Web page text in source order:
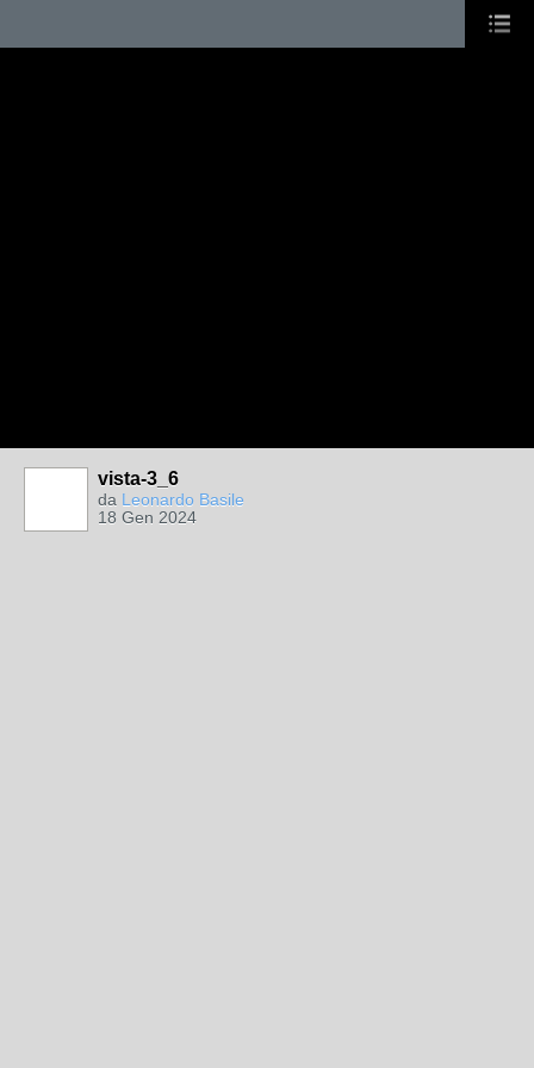
vista-3_6
da Leonardo Basile
18 Gen 2024